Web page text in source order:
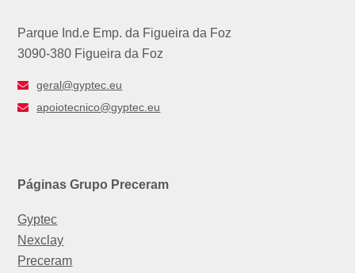
Parque Ind.e Emp. da Figueira da Foz
3090-380 Figueira da Foz
geral@gyptec.eu
apoiotecnico@gyptec.eu
Páginas Grupo Preceram
Gyptec
Nexclay
Preceram